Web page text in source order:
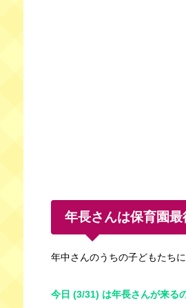
年長さんは保育園最
年中さんのうちの子どもたちに
今日 (3/31) は年長さんが来る